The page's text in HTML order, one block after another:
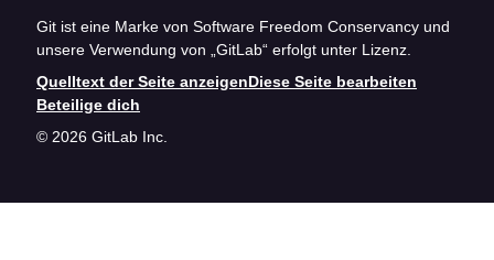
Git ist eine Marke von Software Freedom Conservancy und
unsere Verwendung von „GitLab“ erfolgt unter Lizenz.
Quelltext der Seite anzeigenDiese Seite bearbeiten
Beteilige dich
© 2026 GitLab Inc.